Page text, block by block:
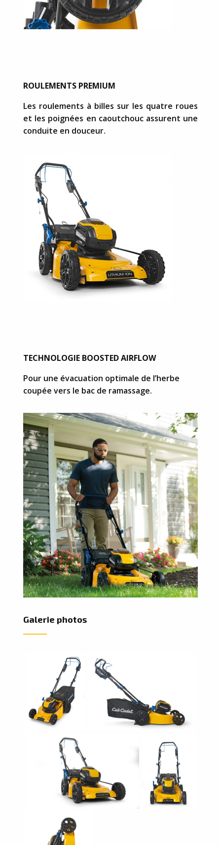
ROULEMENTS PREMIUM
Les roulements à billes sur les quatre roues
et les poignées en caoutchouc assurent une
conduite en douceur.
TECHNOLOGIE BOOSTED AIRFLOW
Pour une évacuation optimale de l’herbe
coupée vers le bac de ramassage.
Galerie photos